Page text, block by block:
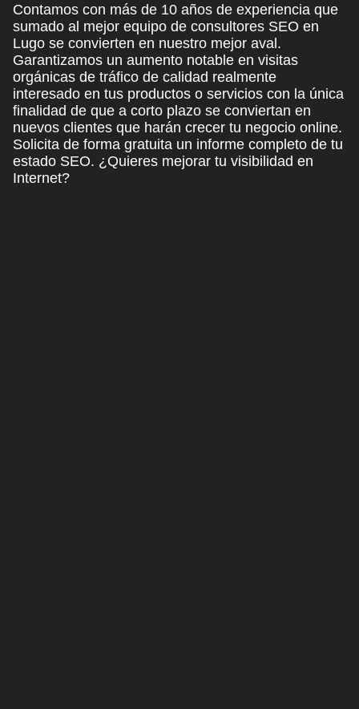
Contamos con más de 10 años de experiencia que
sumado al mejor equipo de consultores SEO en
Lugo se convierten en nuestro mejor aval.
Garantizamos un aumento notable en visitas
orgánicas de tráfico de calidad realmente
interesado en tus productos o servicios con la única
finalidad de que a corto plazo se conviertan en
nuevos clientes que harán crecer tu negocio online.
Solicita de forma gratuita un informe completo de tu
estado SEO. ¿Quieres mejorar tu visibilidad en
Internet?